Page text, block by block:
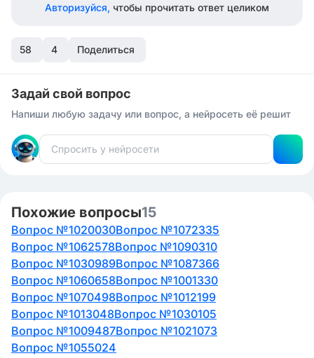
обычно означало поступление в этот орган на
образом, срок полномочий членов Боярской думы в
активности.
Авторизуйся, чтобы прочитать ответ целиком
58 4 Поделиться
Задай свой вопрос
Напиши любую задачу или вопрос, а нейросеть её решит
Похожие вопросы15
Вопрос №1020030Вопрос №1072335
Вопрос №1062578Вопрос №1090310
Вопрос №1030989Вопрос №1087366
Вопрос №1060658Вопрос №1001330
Вопрос №1070498Вопрос №1012199
Вопрос №1013048Вопрос №1030105
Вопрос №1009487Вопрос №1021073
Вопрос №1055024